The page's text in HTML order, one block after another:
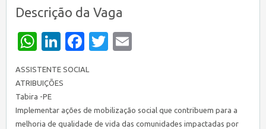
Descrição da Vaga
WhatsApp
LinkedIn
Facebook
Twitter
ASSISTENTE SOCIAL
ATRIBUIÇÕES
Tabira -PE
Implementar ações de mobilização social que contribuem para a
melhoria de qualidade de vida das comunidades impactadas por